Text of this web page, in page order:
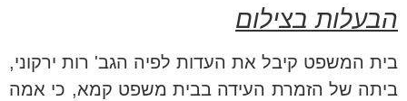
הבעלות בצילום
בית המשפט קיבל את העדות לפיה הגב' רות ירקוני,
ביתה של הזמרת העידה בבית משפט קמא, כי אמה